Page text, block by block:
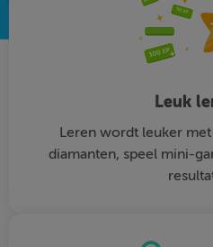
Leuk
Leren wordt leuker
diamanten, speel mini-